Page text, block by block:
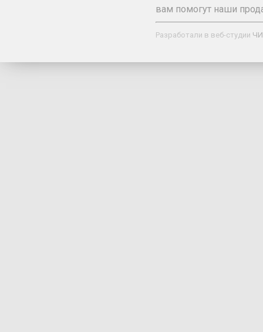
вам помогут наши
Разработали в веб-студии